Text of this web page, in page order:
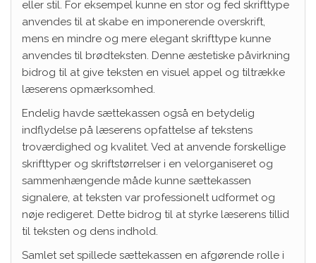
eller stil. For eksempel kunne en stor og fed skrifttype
anvendes til at skabe en imponerende overskrift,
mens en mindre og mere elegant skrifttype kunne
anvendes til brødteksten. Denne æstetiske påvirkning
bidrog til at give teksten en visuel appel og tiltrække
læserens opmærksomhed.
Endelig havde sættekassen også en betydelig
indflydelse på læserens opfattelse af tekstens
troværdighed og kvalitet. Ved at anvende forskellige
skrifttyper og skriftstørrelser i en velorganiseret og
sammenhængende måde kunne sættekassen
signalere, at teksten var professionelt udformet og
nøje redigeret. Dette bidrog til at styrke læserens tillid
til teksten og dens indhold.
Samlet set spillede sættekassen en afgørende rolle i